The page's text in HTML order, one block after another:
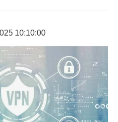
10:10:00